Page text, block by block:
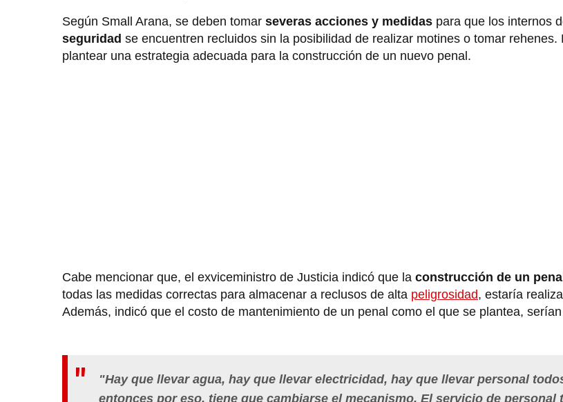
Según Small Arana, se deben tomar severas acciones y medidas para que los internos
seguridad se encuentren recluidos sin la posibilidad de realizar motines o tomar rehenes.
plantear una estrategia adecuada para la construcción de un nuevo penal.
Cabe mencionar que, el exviceministro de Justicia indicó que la construcción de un
todas las medidas correctas para almacenar a reclusos de alta peligrosidad, estaría
Además, indicó que el costo de mantenimiento de un penal como el que se plantea, serían
"Hay que llevar agua, hay que llevar electricidad, hay que llevar personal
entonces por eso, tiene que cambiarse el mecanismo. El servicio de personal